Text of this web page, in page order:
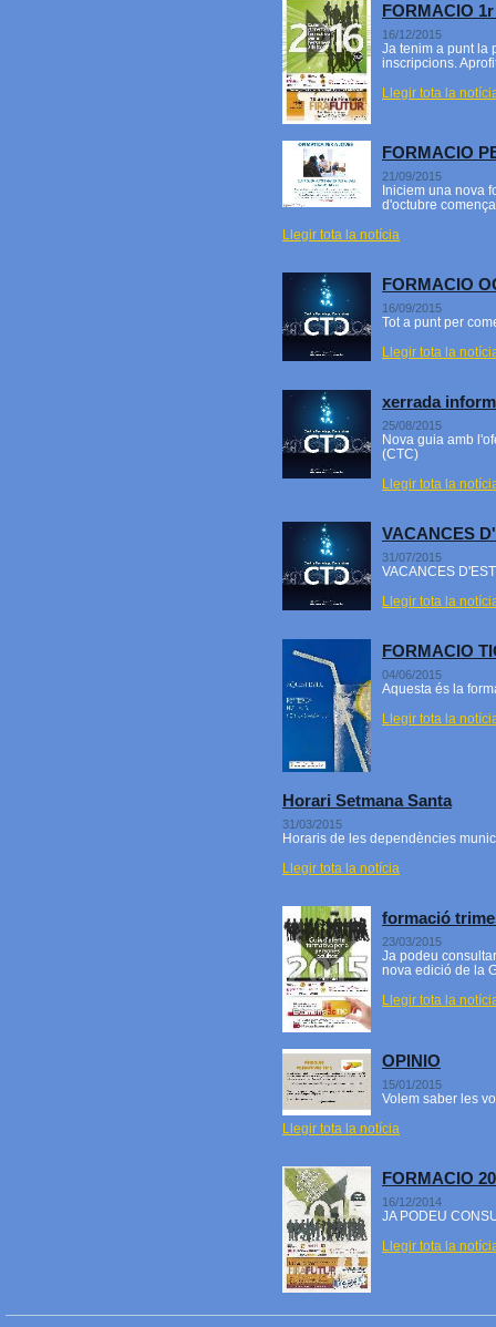
FORMACIO
16/12/2015
Ja tenim a punt la
inscripcions.
Llegir tota la
FORMACIO
21/09/2015
Iniciem una nova
d'octubre
Llegir tota la notícia
FORMACIO
16/09/2015
Tot a punt per
Llegir tota la
xerrada
25/08/2015
Nova guia amb
(CTC)
Llegir tota la
VACANCES
31/07/2015
VACANCES
Llegir tota la
FORMACIO
04/06/2015
Aquesta és la
Llegir tota la
Horari Setmana Santa
31/03/2015
Horaris de les dependències
Llegir tota la notícia
formació
23/03/2015
Ja podeu
nova edició de la
Llegir tota la
OPINIO
15/01/2015
Volem saber les
Llegir tota la notícia
FORMACIO
16/12/2014
JA PODEU
Llegir tota la